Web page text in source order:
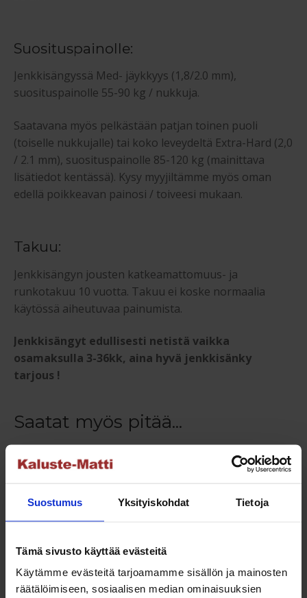
Suostumus Yksityiskohdat Tietoja
Tämä sivusto käyttää evästeitä
Käytämme evästeitä tarjoamamme sisällön ja mainosten
räätälöimiseen, sosiaalisen median ominaisuuksien
Suosituspainolle:
Jenkkisängyssä Med- jäykkyys (1,8/2.0 mm),
suosituspainolle 55-90 kg / nukkuja.
Saatavana myös pelkästään patjan toinen puoli
(toiselle nukkujalle) tai koko leveydeltä Extra-Hard (2,0
/ 2.1 mm), suosituspainolle 85-120 kg (mainittava
lisätiedot kentässä). Kysy myyjiltämme myös oman
edellä poikkeavan painosi / toiveesi mukaan.
Takuu:
Jenkkisängyn jousten katkeamattomuus- ja
runkotakuu 10 vuotta. Takuu ei koske normaalia
käytössä aiheutuvaa painumista.
Jenkkisängyt edullisesti netistä vaikka
osamaksulla 3-36kk, aina hyvä jenkkisänky
tarjous !
Saatat myös pitää...
Sleep&Dream Royal 160x200cm 5-vyöhyke
jenkkisänky